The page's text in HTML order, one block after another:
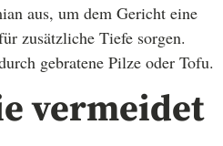
aus, um dem Gericht eine
zusätzliche Tiefe sorgen.
gebratene Pilze oder Tofu.
vermeidet